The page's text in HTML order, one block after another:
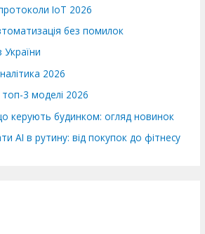
IoT 2026
без помилок
України
2026
3 моделі 2026
керують будинком: огляд новинок
AI в рутину: від покупок до фітнесу